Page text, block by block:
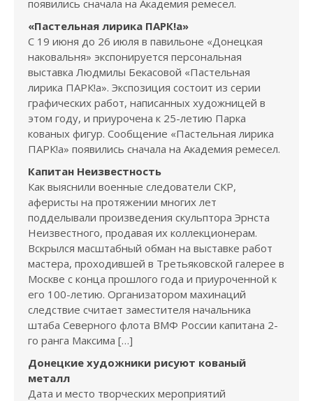
появились сначала на Академия ремесел.
«Пастельная лирика ПАРК!а»
С 19 июня до 26 июля в павильоне «Донецкая
наковальня» экспонируется персональная
выставка Людмилы Бекасовой «Пастельная
лирика ПАРК!а». Экспозиция состоит из серии
графических работ, написанных художницей в
этом году, и приурочена к 25-летию Парка
кованых фигур. Сообщение «Пастельная лирика
ПАРК!а» появились сначала на Академия ремесел.
Капитан Неизвестность
Как выяснили военные следователи СКР,
аферисты на протяжении многих лет
подделывали произведения скульптора Эрнста
Неизвестного, продавая их коллекционерам.
Вскрылся масштабный обман на выставке работ
мастера, проходившей в Третьяковской галерее в
Москве с конца прошлого года и приуроченной к
его 100-летию. Организатором махинаций
следствие считает заместителя начальника
штаба Северного флота ВМФ России капитана 2-
го ранга Максима […]
Донецкие художники рисуют кованый
металл
Дата и место творческих мероприятий